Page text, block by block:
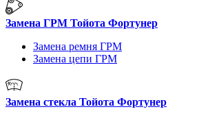
Замена ГРМ Тойота Фортунер
Замена ремня ГРМ
Замена цепи ГРМ
Замена стекла Тойота Фортунер